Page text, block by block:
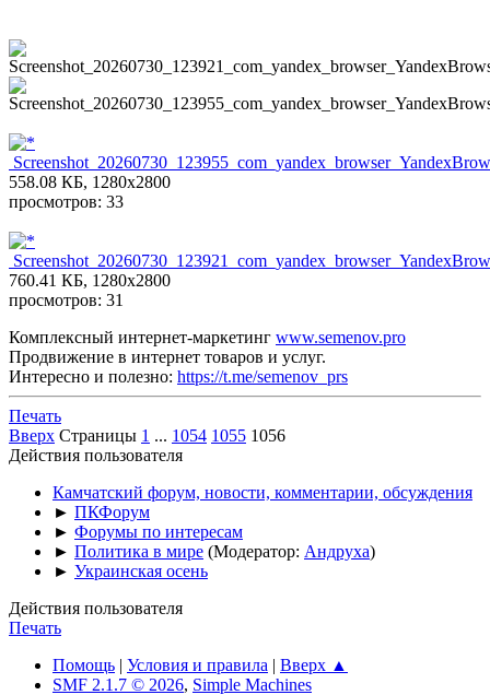
558.08 КБ, 1280x2800
просмотров: 33
760.41 КБ, 1280x2800
просмотров: 31
Комплексный интернет-маркетинг www.semenov.pro
Продвижение в интернет товаров и услуг.
Интересно и полезно: https://t.me/semenov_prs
Печать
Вверх Страницы 1 ... 1054 1055 1056
Действия пользователя
Камчатский форум, новости, комментарии, обсуждения
► ПКФорум
► Форумы по интересам
► Политика в мире (Модератор: Андруха)
► Украинская осень
Действия пользователя
Печать
Помощь | Условия и правила | Вверх ▲
SMF 2.1.7 © 2026, Simple Machines